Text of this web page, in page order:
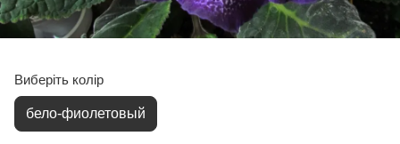
Виберіть колір
бело-фиолетовый